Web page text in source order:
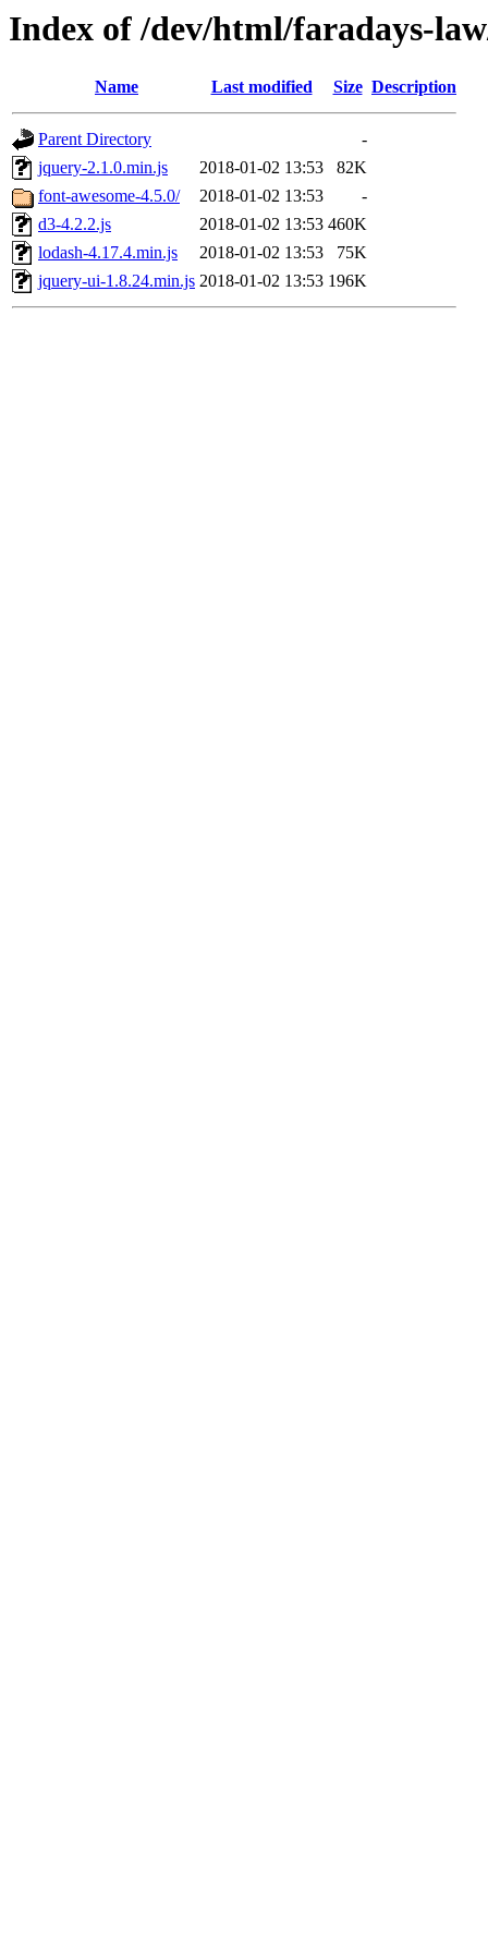
Index of /dev/html/faradays-
Name Last modified Size Description
Parent Directory
-
jquery-2.1.0.min.js
2018-01-02 13:53
82K
font-awesome-4.5.0/
2018-01-02 13:53
-
d3-4.2.2.js
2018-01-02 13:53 460K
lodash-4.17.4.min.js
2018-01-02 13:53
75K
jquery-ui-1.8.24.min.js 2018-01-02 13:53 196K